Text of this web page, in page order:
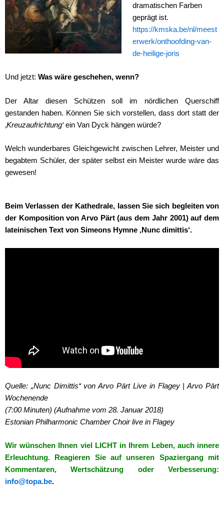
dramatischen Farben
geprägt ist.
https://kmska.be/nl/meest
erwerk/onthoofding-van-
de-heilige-joris
Und jetzt: Was wäre geschehen, wenn?
Der Altar diesen Schützen soll im nördlichen Querschiff
gestanden haben. Können Sie sich vorstellen, dass dort statt der
‚Kreuzaufrichtung‘ein Van Dyck hängen würde?
Welch wunderbares Gleichgewicht zwischen Lehrer, Meister und
begabtem Schüler, der später selbst ein Meister wurde wäre das
gewesen!
Beim Verlassen der Kathedrale, lassen Sie sich begleiten von
der Komposition von Arvo Pärt (aus dem Jahr 2001) auf dem
lateinischen Text von Simeons Hymne ‚Nunc dimittis‘.
Quelle: „Nunc Dimittis“ von Arvo Pärt Live in Flagey | Arvo Pärt
Wochenende
(7:00 Minuten) (Aufnahme vom 28. Januar 2018)
Estonian Philharmonic Chamber Choir live in Flagey
Wir wünschen Ihnen viel LICHT in Ihrem Leben, auch innere
Erleuchtung. Reagieren Sie auf unseren Spaziergang mit
Kommentaren, Wertschätzung oder Verbesserung:
info@topa.be.